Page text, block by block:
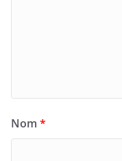
Nom *